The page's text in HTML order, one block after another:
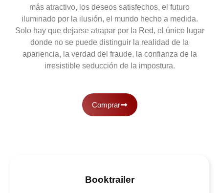
más atractivo, los deseos satisfechos, el futuro
iluminado por la ilusión, el mundo hecho a medida.
Solo hay que dejarse atrapar por la Red, el único lugar
donde no se puede distinguir la realidad de la
apariencia, la verdad del fraude, la confianza de la
irresistible seducción de la impostura.
Comprar
Booktrailer